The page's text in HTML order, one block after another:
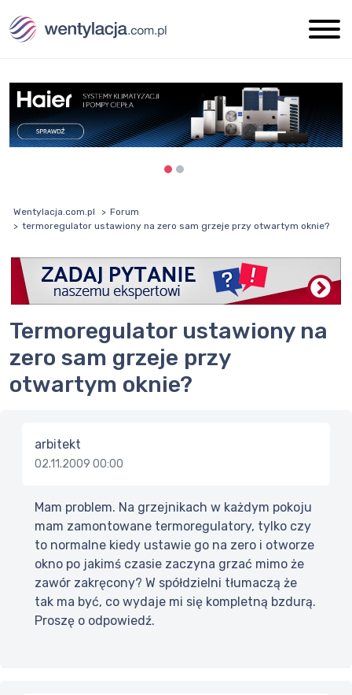
Wentylacja.com.pl
Forum
termoregulator ustawiony na zero sam grzeje przy otwartym oknie?
termoregulator ustawiony na
zero sam grzeje przy
otwartym oknie?
arbitekt
02.11.2009 00:00
Mam problem. Na grzejnikach w każdym pokoju
mam zamontowane termoregulatory, tylko czy
to normalne kiedy ustawie go na zero i otworze
okno po jakimś czasie zaczyna grzać mimo że
zawór zakręcony? W spółdzielni tłumaczą że
tak ma być, co wydaje mi się kompletną bzdurą.
Proszę o odpowiedź.